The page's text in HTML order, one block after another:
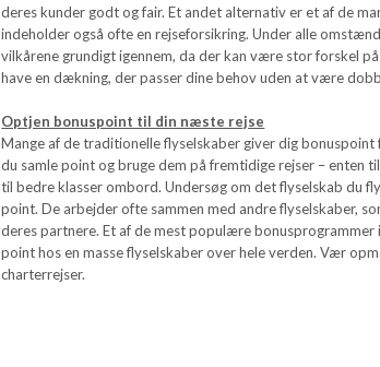
deres kunder godt og fair. Et andet alternativ er et af de
indeholder også ofte en rejseforsikring. Under alle
vilkårene grundigt igennem, da der kan være stor forskel
have en dækning, der passer dine behov uden at være
Optjen bonuspoint til din næste rejse
Mange af de traditionelle flyselskaber giver dig bonuspoint
du samle point og bruge dem på fremtidige rejser – enten
til bedre klasser ombord. Undersøg om det flyselskab du
point. De arbejder ofte sammen med andre flyselskaber,
deres partnere. Et af de mest populære bonusprogrammer
point hos en masse flyselskaber over hele verden. Vær
charterrejser.